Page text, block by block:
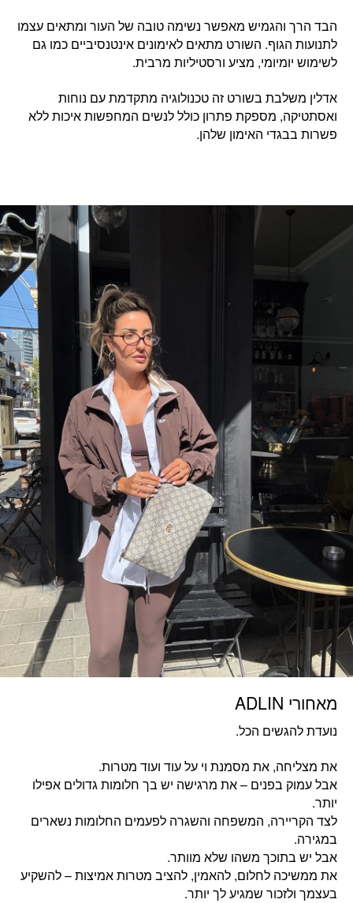
הבד הרך והגמיש מאפשר נשימה טובה של העור ומתאים עצמו
לתנועות הגוף. השורט מתאים לאימונים אינטנסיביים כמו גם
לשימוש יומיומי, מציע ורסטיליות מרבית.
אדלין משלבת בשורט זה טכנולוגיה מתקדמת עם נוחות
ואסתטיקה, מספקת פתרון כולללנשים המחפשות איכות ללא
פשרות בבגדי האימון שלהן.
מאחורי ADLIN
נועדת להגשים הכל.
את מצליחה, את מסמנת וי על עוד ועוד מטרות.
אבל עמוק בפנים – את מרגישה יש בך חלומות גדולים אפילו
יותר.
לצד הקריירה, המשפחה והשגרה לפעמים החלומות נשארים
במגירה.
אבל יש בתוכך משהו שלא מוותר.
את ממשיכה לחלום, להאמין, להציב מטרות אמיצות – להשקיע
בעצמך ולזכור שמגיע לך יותר.